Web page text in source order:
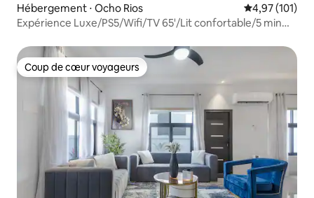
Hébergement ⋅ Ocho Rios Évaluation
4,97 (101)
Expérience Luxe/PS5/Wifi/TV 65'/Lit confortable/5 min
Coup de cœur voyageurs
Coup de cœur voyageurs